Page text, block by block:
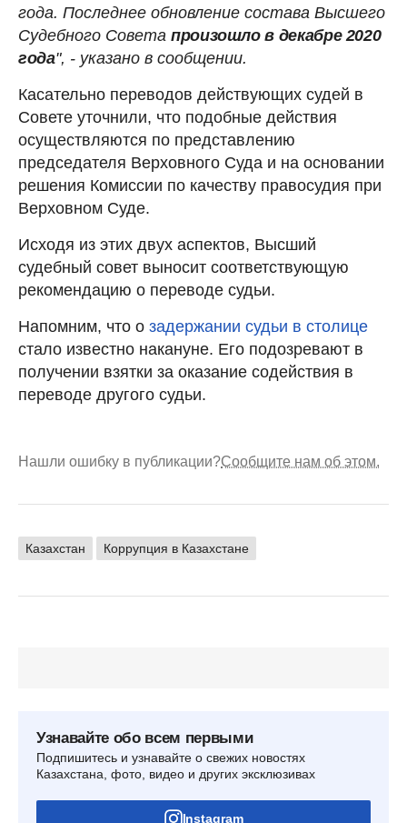
года. Последнее обновление состава Высшего
Судебного Совета произошло в декабре 2020
года", - указано в сообщении.
Касательно переводов действующих судей в
Совете уточнили, что подобные действия
осуществляются по представлению
председателя Верховного Суда и на основании
решения Комиссии по качеству правосудия при
Верховном Суде.
Исходя из этих двух аспектов, Высший
судебный совет выносит соответствующую
рекомендацию о переводе судьи.
Напомним, что о задержании судьи в столице
стало известно накануне. Его подозревают в
получении взятки за оказание содействия в
переводе другого судьи.
Нашли ошибку в публикации?Сообщите нам об этом.
Казахстан Коррупция в Казахстане
Узнавайте обо всем первыми
Подпишитесь и узнавайте о свежих новостях
Казахстана, фото, видео и других эксклюзивах
Instagram